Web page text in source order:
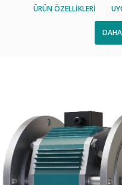
ÜRÜN ÖZELLİKLERİ